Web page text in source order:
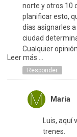
norte y otros 10
planificar esto,
días asignarles
ciudad
Cualquier
Leer más ...
Responder
Maria
Luis, aquí
trenes.